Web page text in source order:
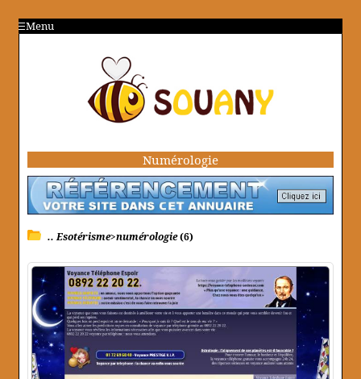
Menu
Numérologie
.. Esotérisme>numérologie(6)